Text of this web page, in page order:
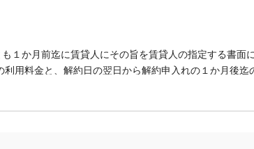
１か月前迄に賃貸人にその旨を賃貸人の指定する書面
利用料金と、解約日の翌日から解約申入れの１か月後